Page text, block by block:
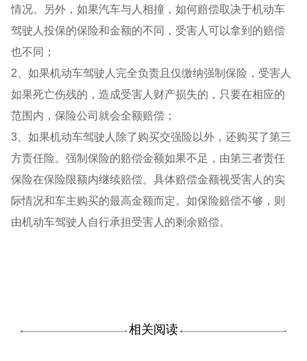
情况。另外，如果汽车与人相撞，如何赔偿取决于机动车
驾驶人投保的保险和金额的不同，受害人可以拿到的赔偿
也不同；
2、如果机动车驾驶人完全负责且仅缴纳强制保险，受害人
如果死亡伤残的，造成受害人财产损失的，只要在相应的
范围内，保险公司就会全额赔偿；
3、如果机动车驾驶人除了购买交强险以外，还购买了第三
方责任险。强制保险的赔偿金额如果不足，由第三者责任
保险在保险限额内继续赔偿。具体赔偿金额视受害人的实
际情况和车主购买的最高金额而定。如保险赔偿不够，则
由机动车驾驶人自行承担受害人的剩余赔偿。
相关阅读